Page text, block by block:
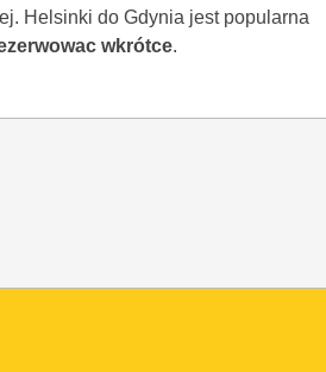
Helsinki do Gdynia jest popularna
wkrótce.